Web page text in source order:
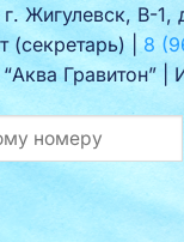
Жигулевск, В-1,
(секретарь) | 8
Гравитон” |